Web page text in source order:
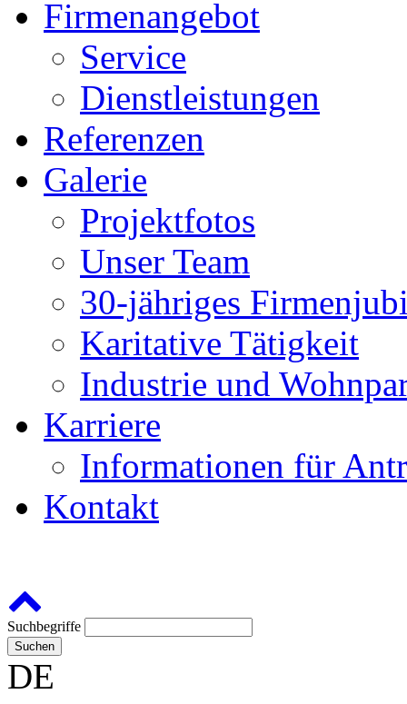
Firmenangebot
Service
Dienstleistungen
Referenzen
Galerie
Projektfotos
Unser Team
30-jähriges
Karitative Tätigkeit
Industrie und
Karriere
Informationen für
Kontakt
Suchbegriffe
Suchen
DE